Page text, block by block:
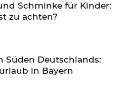
Schminke für Kinder:
zu achten?
Süden Deutschlands:
in Bayern